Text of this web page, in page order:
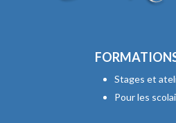
Stages et
Pour les